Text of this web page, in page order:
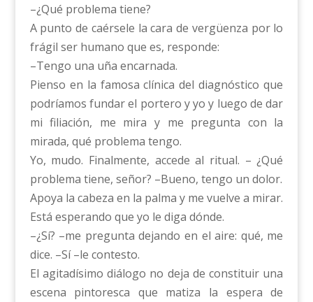
–¿Qué problema tiene?
A punto de caérsele la cara de vergüenza por lo
frágil ser humano que es, responde:
–Tengo una uña encarnada.
Pienso en la famosa clínica del diagnóstico que
podríamos fundar el portero y yo y luego de dar
mi filiación, me mira y me pregunta con la
mirada, qué problema tengo.
Yo, mudo. Finalmente, accede al ritual. – ¿Qué
problema tiene, señor? –Bueno, tengo un dolor.
Apoya la cabeza en la palma y me vuelve a mirar.
Está esperando que yo le diga dónde.
–¿Sí? –me pregunta dejando en el aire: qué, me
dice. –Sí –le contesto.
El agitadísimo diálogo no deja de constituir una
escena pintoresca que matiza la espera de